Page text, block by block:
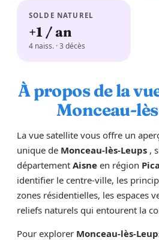
SOLDE NATUREL
+1 / an
4 naiss. · 3 décès
À propos de la
Monceau-
La vue satellite vous offre un
unique de Monceau-lès-Leups ,
département Aisne en région
identifier le centre-ville, les
zones résidentielles, les espaces
reliefs naturels qui entourent la
Pour explorer Monceau-lès-